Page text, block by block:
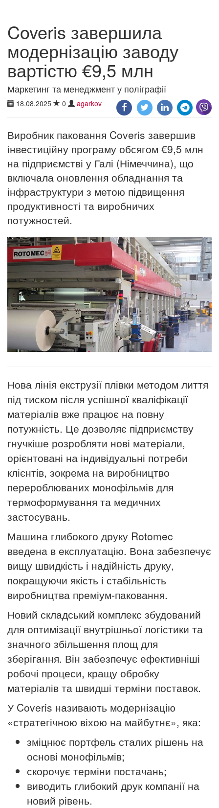
Coveris завершила
модернізацію заводу
вартістю €9,5 млн
Маркетинг та менеджмент у поліграфії
18.08.2025 0 agarkov
Виробник паковання Coveris завершив
інвестиційну програму обсягом €9,5 млн
на підприємстві у Галі (Німеччина), що
включала оновлення обладнання та
інфраструктури з метою підвищення
продуктивності та виробничих
потужностей.
Нова лінія екструзії плівки методом лиття
під тиском після успішної кваліфікації
матеріалів вже працює на повну
потужність. Це дозволяє підприємству
гнучкіше розробляти нові матеріали,
орієнтовані на індивідуальні потреби
клієнтів, зокрема на виробництво
перероблюваних монофільмів для
термоформування та медичних
застосувань.
Машина глибокого друку Rotomec
введена в експлуатацію. Вона забезпечує
вищу швидкість і надійність друку,
покращуючи якість і стабільність
виробництва преміум-паковання.
Новий складський комплекс збудований
для оптимізації внутрішньої логістики та
значного збільшення площ для
зберігання. Він забезпечує ефективніші
робочі процеси, кращу обробку
матеріалів та швидші терміни поставок.
У Coveris називають модернізацію
«стратегічною віхою на майбутнє», яка:
зміцнює портфель сталих рішень на
основі монофільмів;
скорочує терміни постачань;
виводить глибокий друк компанії на
новий рівень.